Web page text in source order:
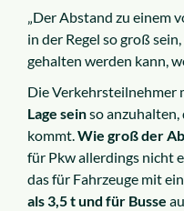
„Der Abstand zu einem
in der Regel so groß
gehalten werden kann,
Die Verkehrsteilnehmer
Lage seinso anzuhalten,
kommt.Wie groß der
für Pkw allerdings nicht
das für Fahrzeuge mit
als 3,5 t und für Busse